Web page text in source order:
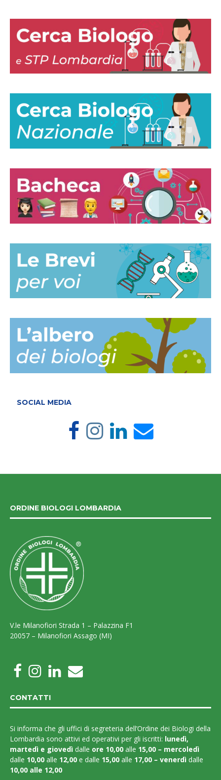
SOCIAL MEDIA
ORDINE BIOLOGI LOMBARDIA
V.le Milanofiori Strada 1 – Palazzina F1
20057 – Milanofiori Assago (MI)
CONTATTI
Si informa che gli uffici di segreteria dell’Ordine dei Biologi della
Lombardia sono attivi ed operativi per gli iscritti: lunedì,
martedì e giovedì dalle ore 10,00 alle 15,00 – mercoledì
dalle 10,00 alle 12,00 e dalle 15,00 alle 17,00 – venerdì dalle
10,00 alle 12,00